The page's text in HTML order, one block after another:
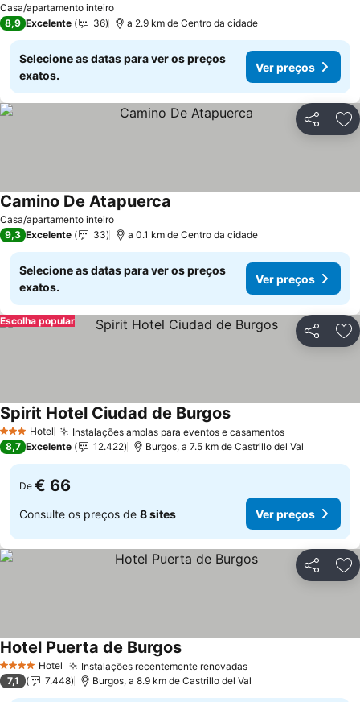
Casa/apartamento inteiro
8,9 Excelente 36 a 2.9 km de Centro da cidade
Selecione as datas para ver os preços
exatos.
Ver preços
Partilhar
Casa/apartamento inteiro
Camino De Atapuerca
9,3 Excelente 33 a 0.1 km de Centro da cidade
Selecione as datas para ver os preços
exatos.
Ver preços
Partilhar
Escolha popular
3 EstrelasHotel Instalações amplas para eventos e casamentos
Spirit Hotel Ciudad de Burgos
8,7 Excelente 12.422 Burgos, a 7.5 km de Castrillo del Val
De € 66
Consulte os preços de 8 sites Ver preços
Partilhar
4 EstrelasHotel Instalações recentemente renovadas
Hotel Puerta de Burgos
7,1 7.448 Burgos, a 8.9 km de Castrillo del Val